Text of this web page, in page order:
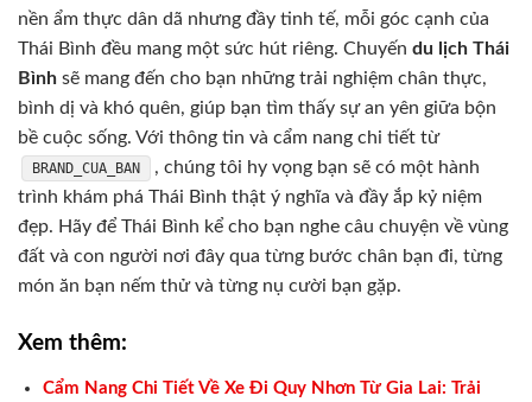
nền ẩm thực dân dã nhưng đầy tinh tế, mỗi góc cạnh của
Thái Bình đều mang một sức hút riêng. Chuyến du lịch Thái
Bình sẽ mang đến cho bạn những trải nghiệm chân thực,
bình dị và khó quên, giúp bạn tìm thấy sự an yên giữa bộn
bề cuộc sống. Với thông tin và cẩm nang chi tiết từ
BRAND_CUA_BAN
, chúng tôi hy vọng bạn sẽ có một hành
trình khám phá Thái Bình thật ý nghĩa và đầy ắp kỷ niệm
đẹp. Hãy để Thái Bình kể cho bạn nghe câu chuyện về vùng
đất và con người nơi đây qua từng bước chân bạn đi, từng
món ăn bạn nếm thử và từng nụ cười bạn gặp.
Xem thêm:
Cẩm Nang Chi Tiết Về Xe Đi Quy Nhơn Từ Gia Lai: Trải